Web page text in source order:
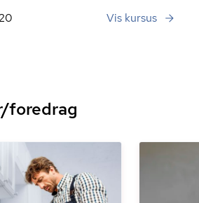
Vis kursus
foredrag